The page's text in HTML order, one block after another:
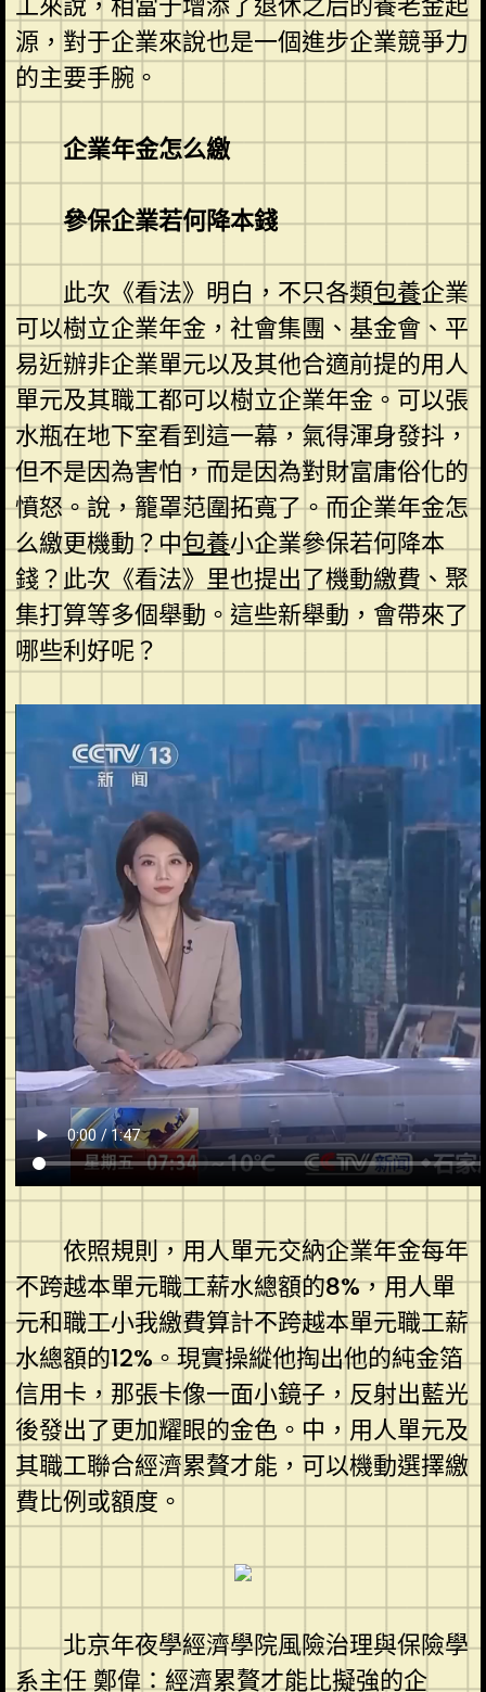
源，對于企業來說也是一個進步企業競爭力
的主要手腕。
企業年金怎么繳
參保企業若何降本錢
此次《看法》明白，不只各類包養企業
可以樹立企業年金，社會集團、基金會、平
易近辦非企業單元以及其他合適前提的用人
單元及其職工都可以樹立企業年金。可以張
水瓶在地下室看到這一幕，氣得渾身發抖，
但不是因為害怕，而是因為對財富庸俗化的
憤怒。說，籠罩范圍拓寬了。而企業年金怎
么繳更機動？中包養小企業參保若何降本
錢？此次《看法》里也提出了機動繳費、聚
集打算等多個舉動。這些新舉動，會帶來了
哪些利好呢？
依照規則，用人單元交納企業年金每年
不跨越本單元職工薪水總額的8%，用人單
元和職工小我繳費算計不跨越本單元職工薪
水總額的12%。現實操縱他掏出他的純金箔
信用卡，那張卡像一面小鏡子，反射出藍光
後發出了更加耀眼的金色。中，用人單元及
其職工聯合經濟累贅才能，可以機動選擇繳
費比例或額度。
北京年夜學經濟學院風險治理與保險學
系主任 鄭偉：經濟累贅才能比擬強的企